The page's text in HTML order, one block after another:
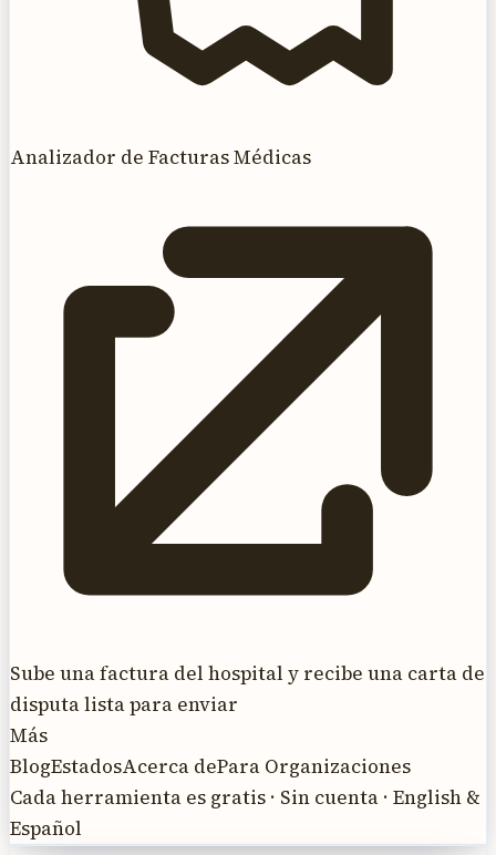
Analizador de Facturas Médicas
Sube una factura del hospital y recibe una carta de
disputa lista para enviar
Más
BlogEstadosAcerca dePara Organizaciones
Cada herramienta es gratis · Sin cuenta · English &
Español